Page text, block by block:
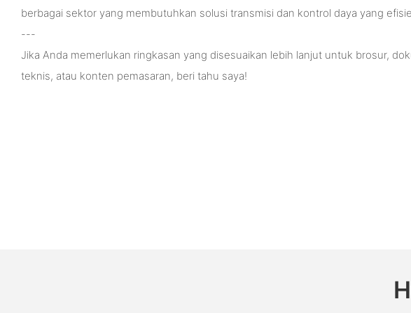
berbagai sektor yang membutuhkan solusi transmisi dan kontrol daya yang
---
Jika Anda memerlukan ringkasan yang disesuaikan lebih lanjut untuk brosur,
teknis, atau konten pemasaran, beri tahu saya!